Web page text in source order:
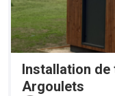
Installation
Argoulets